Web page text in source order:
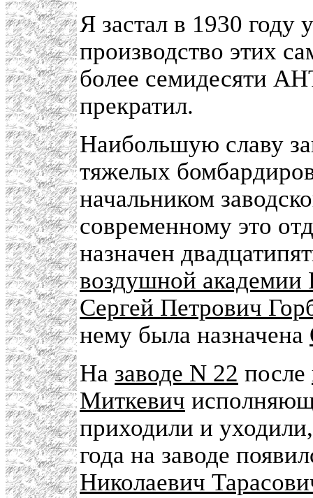
Я застал в 1930 году
производство этих
более семидесяти
прекратил.
Наибольшую славу
тяжелых
начальником
современному это
назначен
воздушной
Сергей Петрович
нему была назначена
На заводе N 22 после
Миткевич
приходили и
года на заводе
Николаевич